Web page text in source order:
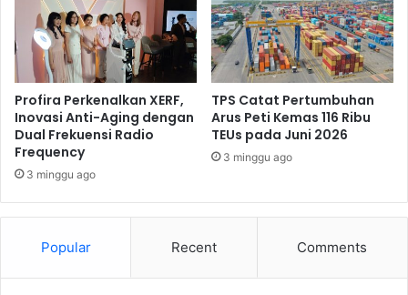
a
s
a
R
a
h
a
r
j
G
r
a
t
i
s
Profira Perkenalkan XERF,
Inovasi Anti-Aging dengan
Dual Frekuensi Radio
Frequency
3 minggu ago
TPS Catat Pertumbuhan
Arus Peti Kemas 116 Ribu
TEUs pada Juni 2026
3 minggu ago
Popular Recent Comments